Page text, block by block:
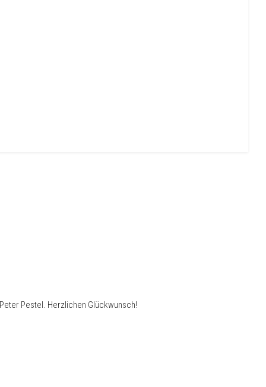
Pestel. Herzlichen Glückwunsch!